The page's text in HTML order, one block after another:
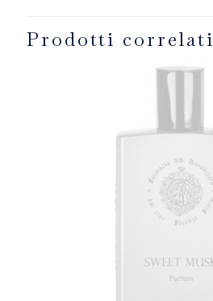
Prodotti correlati